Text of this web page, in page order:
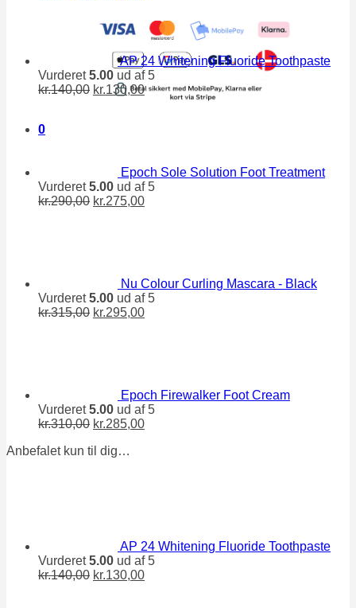
0
AP 24 Whitening Fluoride Toothpaste
Vurderet5.00 ud af 5
kr.140,00 Den
kr.130,00Den
aktuelle
Epoch Sole Solution Foot Treatment
Vurderet5.00 ud af 5
kr.290,00 Den
kr.275,00Den
Nu Colour Curling Mascara - Black
Vurderet5.00 ud af 5
kr.315,00 Den
kr.295,00Den
Epoch Firewalker Foot Cream
Vurderet5.00 ud af 5
kr.310,00 Den
pris
kr.285,00Den
Anbefalet kun til dig…
AP 24 Whitening Fluoride Toothpaste
Vurderet5.00 ud af 5
kr.140,00 Den
kr.130,00Den